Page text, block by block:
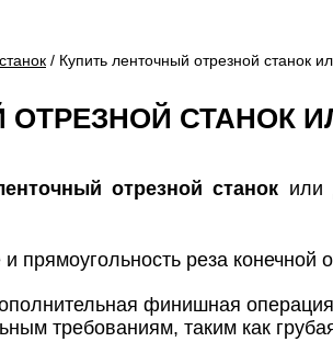
/ Купить ленточный отрезной станок
ОТРЕЗНОЙ СТАНОК
отрезной станок или
прямоугольность реза конечной
финишная
требованиям, таким как